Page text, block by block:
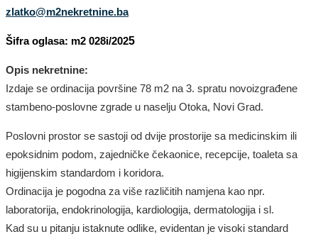
zlatko@m2nekretnine.ba
Šifra oglasa: m2 028i/2025
Opis nekretnine:
Izdaje se ordinacija površine 78 m2 na 3. spratu novoizgrađene
stambeno-poslovne zgrade u naselju Otoka, Novi Grad.
Poslovni prostor se sastoji od dvije prostorije sa medicinskim ili
epoksidnim podom, zajedničke čekaonice, recepcije, toaleta sa
higijenskim standardom i koridora.
Ordinacija je pogodna za više različitih namjena kao npr.
laboratorija, endokrinologija, kardiologija, dermatologija i sl.
Kad su u pitanju istaknute odlike, evidentan je visoki standard